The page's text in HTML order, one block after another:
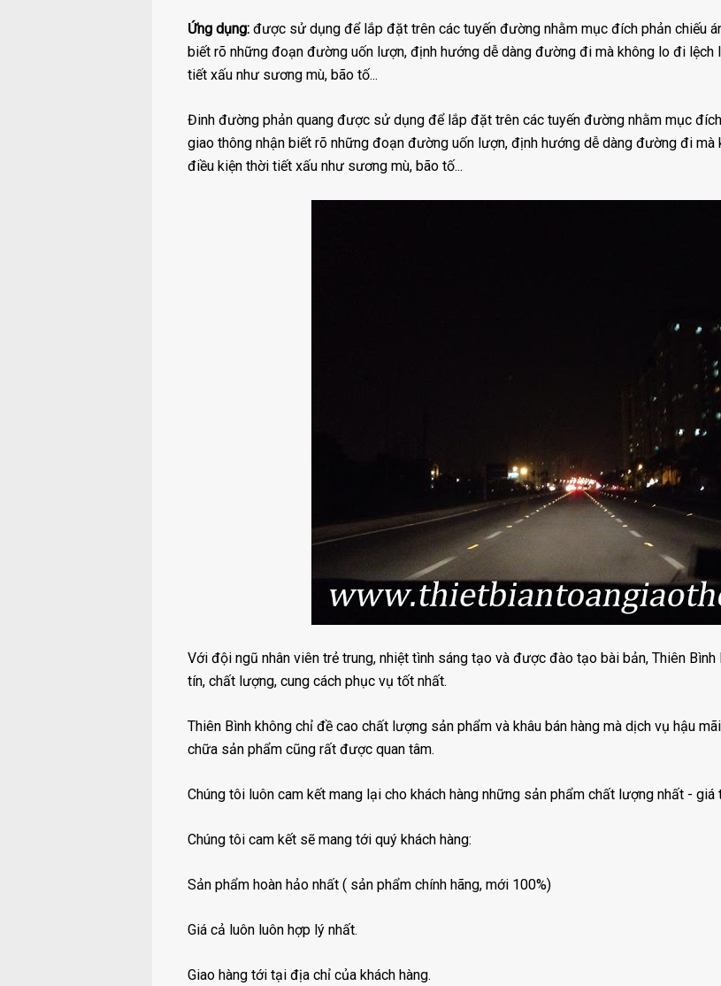
Ứng dụng: được sử dụng để lắp đặt trên các tuyến đường nhằm mục đích phản chiếu
biết rõ những đoạn đường uốn lượn, định hướng dễ dàng đường đi mà không lo đi
tiết xấu như sương mù, bão tố...
Đinh đường phản quang được sử dụng để lắp đặt trên các tuyến đường nhằm mục
giao thông nhận biết rõ những đoạn đường uốn lượn, định hướng dễ dàng đường đi
điều kiện thời tiết xấu như sương mù, bão tố...
Với đội ngũ nhân viên trẻ trung, nhiệt tình sáng tạo và được đào tạo bài bản, Thiên
tín, chất lượng, cung cách phục vụ tốt nhất.
Thiên Bình không chỉ đề cao chất lượng sản phẩm và khâu bán hàng mà dịch vụ hậu
chữa sản phẩm cũng rất được quan tâm.
Chúng tôi luôn cam kết mang lại cho khách hàng những sản phẩm chất lượng nhất -
Chúng tôi cam kết sẽ mang tới quý khách hàng:
Sản phẩm hoàn hảo nhất ( sản phẩm chính hãng, mới 100%)
Giá cả luôn luôn hợp lý nhất.
Giao hàng tới tại địa chỉ của khách hàng.